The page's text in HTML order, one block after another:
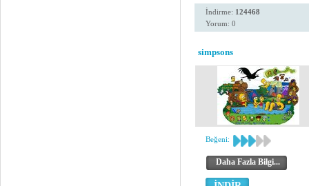
İndirme: 124468
Yorum: 0
simpsons
Beğeni:
Daha Fazla Bilgi...